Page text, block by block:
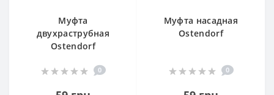
Муфта
двухраструбная
Ostendorf
0
Муфта наcадная
Ostendorf
0